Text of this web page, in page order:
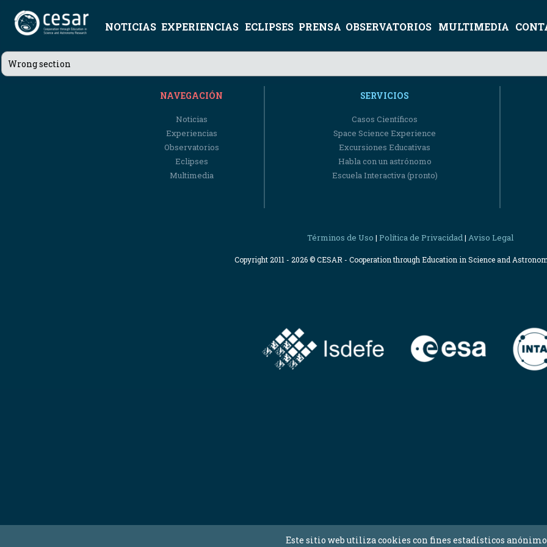
NOTICIAS EXPERIENCIAS ECLIPSES PRENSA OBSERVATORIOS MULTIMEDIA
Wrong section
NAVEGACIÓN
Noticias
Experiencias
Observatorios
Eclipses
Multimedia
SERVICIOS
Casos Científicos
Space Science Experience
Excursiones Educativas
Habla con un astrónomo
Escuela Interactiva (pronto)
Términos de Uso | Política de Privacidad| Aviso Legal
Copyright 2011 - 2026 © CESAR - Cooperation through Education in Science and
Este sitio web utiliza cookies con fines estadísticos